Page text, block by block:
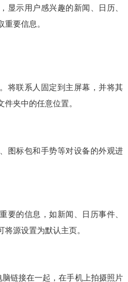
显示用户感兴趣的新闻、日历、
要信息。
将联系人固定到主屏幕，并将其
夹中的任意位置。
图标包和手势等对设备的外观进
要的信息，如新闻、日历事件、
源设置为默认主页。
链接在一起，在手机上拍摄照片